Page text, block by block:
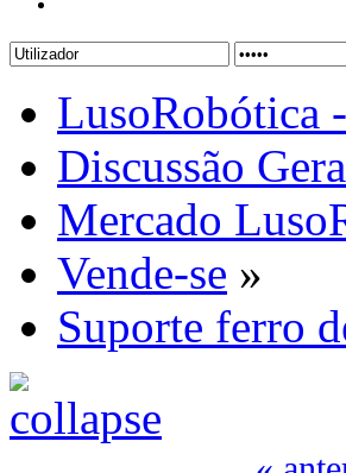
LusoRobótica
Discussão
Mercado
Vende-se »
Suporte ferro